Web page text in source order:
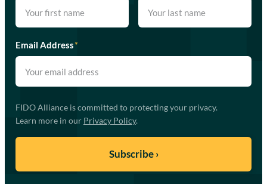
Email Address*
FIDO Alliance is committed to protecting your privacy.
Learn more in our Privacy Policy.